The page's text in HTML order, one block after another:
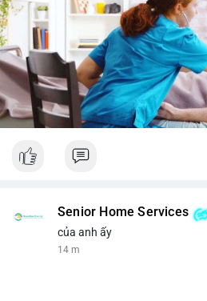
Senior Home Services
của anh ấy
14 m